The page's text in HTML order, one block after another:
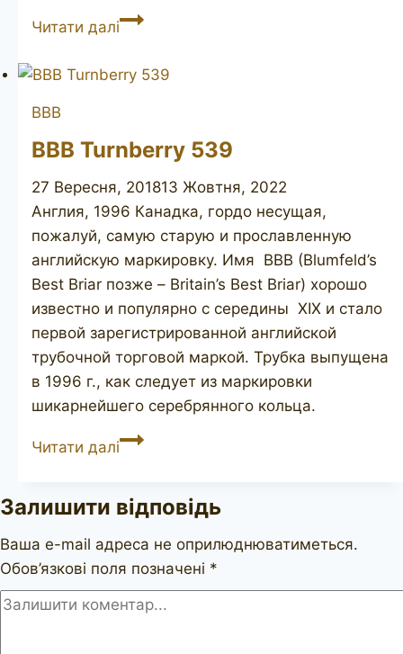
Читати даліCHARATAN’S
30120
BBB
BBB Turnberry 539
27 Вересня, 201813 Жовтня, 2022
Англия, 1996 Канадка, гордо несущая,
пожалуй, самую старую и прославленную
английскую маркировку. Имя BBB (Blumfeld’s
Best Briar позже – Britain’s Best Briar) хорошо
известно и популярно с середины XIX и стало
первой зарегистрированной английской
трубочной торговой маркой. Трубка выпущена
в 1996 г., как следует из маркировки
шикарнейшего серебрянного кольца.
Читати даліBBB
Залишити відповідь
Ваша e-mail адреса не оприлюднюватиметься.
Обов’язкові поля позначені *